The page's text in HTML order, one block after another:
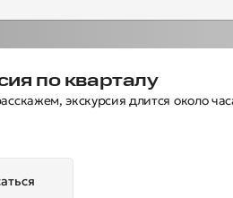
по кварталу
экскурсия длится около